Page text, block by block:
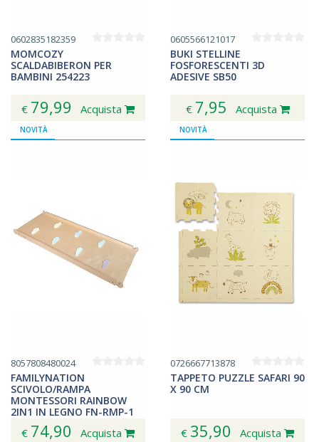
0602835182359
MOMCOZY
SCALDABIBERON PER
BAMBINI 254223
€ 79,99 Acquista
0605566121017
BUKI STELLINE
FOSFORESCENTI 3D
ADESIVE SB50
€ 7,95 Acquista
NOVITÀ
8057808480024
FAMILYNATION
SCIVOLO/RAMPA
MONTESSORI RAINBOW
2IN1 IN LEGNO FN-RMP-1
€ 74,90 Acquista
NOVITÀ
0726667713878
TAPPETO PUZZLE SAFARI 90
X 90 CM
€ 35,90 Acquista